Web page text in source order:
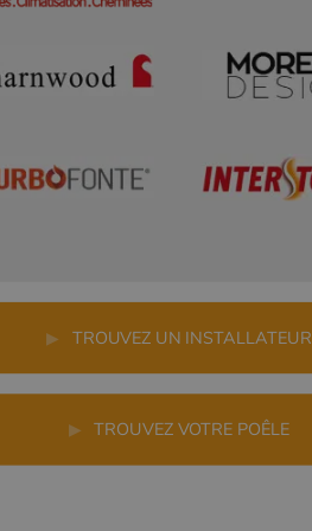
▶ TROUVEZ UN INSTALLATEUR
▶ TROUVEZ VOTRE POÊLE